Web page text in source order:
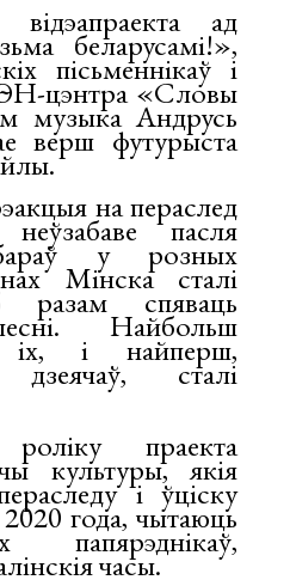
ад
беларусамі!»,
пісьменнікаў і
цэнтра «Словы
музыка Андрусь
верш футурыста
на пераслед
пасля
у розных
Мінска сталі
разам спяваць
Найбольш
і найперш,
дзеячаў, сталі
праекта
культуры, якія
і ўціску
года, чытаюць
папярэднікаў,
часы.